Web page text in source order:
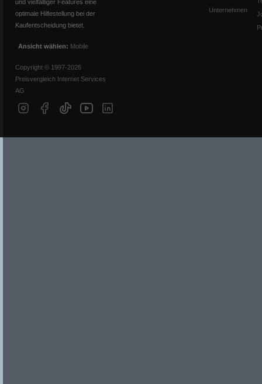
und vielfältiger Features eine
optimale Hilfestellung bei der
Kaufentscheidung bietet.
Ansicht wählen: Mobile
Copyright © 1997-2026
Preisvergleich Internet Services
AG
Unternehmen